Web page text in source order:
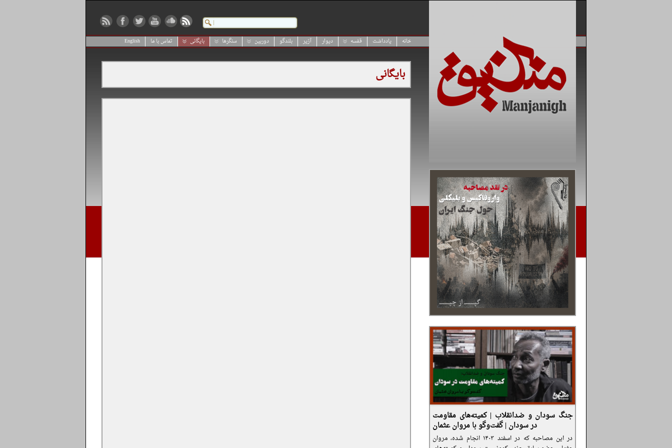
خانه یادداشت قفسه دیوار آژیر بلندگو دوربین سنگرها بایگانی تماس با ما English
جنگ سودان و ضدانقلاب | کمیته‌های مقاومت
در سودان | گفت‌وگو با مروان عثمان
در این مصاحبه که در اسفند ۱۴۰۳ انجام شده، مروان
بایگانی